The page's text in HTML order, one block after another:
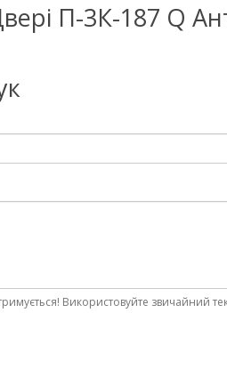
П-3К-187 Q
Використовуйте звичайний